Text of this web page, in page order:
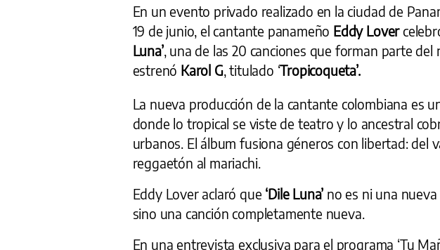
En un evento privado realizado en la ciudad de
19 de junio, el cantante panameño Eddy Lover
Luna’, una de las 20 canciones que forman parte del
estrenó Karol G, titulado ‘Tropicoqueta’.
La nueva producción de la cantante colombiana es
donde lo tropical se viste de teatro y lo ancestral
urbanos. El álbum fusiona géneros con libertad: del
reggaetón al mariachi.
Eddy Lover aclaró que ‘Dile Luna’ no es ni una
sino una canción completamente nueva.
En una entrevista exclusiva para el programa ‘Tu